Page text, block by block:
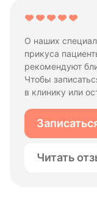
О наших
прикуса
рекомендуют
Чтобы
в клинику или
Читать